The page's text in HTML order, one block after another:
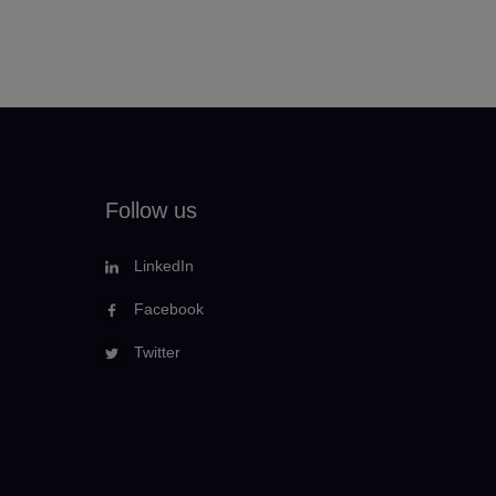
Follow us
LinkedIn
Facebook
Twitter